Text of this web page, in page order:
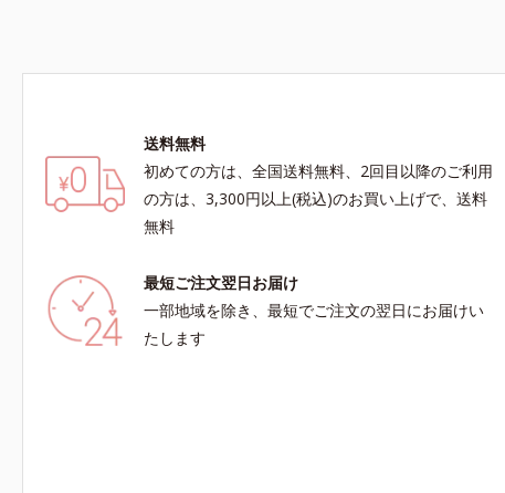
送料無料
初めての方は、全国送料無料、2回目以降のご利用
の方は、3,300円以上(税込)のお買い上げで、送料
無料
最短ご注文翌日お届け
一部地域を除き、最短でご注文の翌日にお届けい
たします